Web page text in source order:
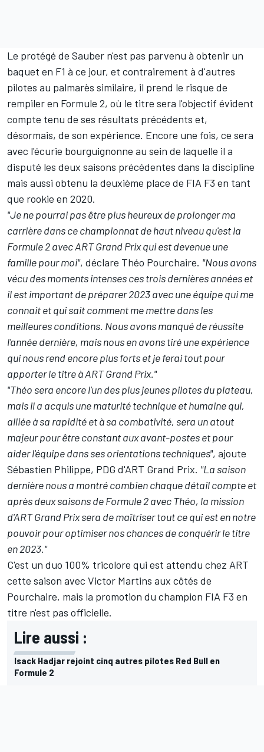
Le protégé de Sauber n'est pas parvenu à obtenir un
baquet en F1 à ce jour, et contrairement à d'autres
pilotes au palmarès similaire, il prend le risque de
rempiler en Formule 2, où le titre sera l'objectif évident
compte tenu de ses résultats précédents et,
désormais, de son expérience. Encore une fois, ce sera
avec l'écurie bourguignonne au sein de laquelle il a
disputé les deux saisons précédentes dans la discipline
mais aussi obtenu la deuxième place de FIA F3 en tant
que rookie en 2020.
"Je ne pourrai pas être plus heureux de prolonger ma
carrière dans ce championnat de haut niveau qu'est la
Formule 2 avec ART Grand Prix qui est devenue une
famille pour moi", déclare Théo Pourchaire. "Nous avons
vécu des moments intenses ces trois dernières années et
il est important de préparer 2023 avec une équipe qui me
connait et qui sait comment me mettre dans les
meilleures conditions. Nous avons manqué de réussite
l'année dernière, mais nous en avons tiré une expérience
qui nous rend encore plus forts et je ferai tout pour
apporter le titre à ART Grand Prix."
"Théo sera encore l'un des plus jeunes pilotes du plateau,
mais il a acquis une maturité technique et humaine qui,
alliée à sa rapidité et à sa combativité, sera un atout
majeur pour être constant aux avant-postes et pour
aider l'équipe dans ses orientations techniques", ajoute
Sébastien Philippe, PDG d'ART Grand Prix. "La saison
dernière nous a montré combien chaque détail compte et
après deux saisons de Formule 2 avec Théo, la mission
d'ART Grand Prix sera de maîtriser tout ce qui est en notre
pouvoir pour optimiser nos chances de conquérir le titre
en 2023."
C'est un duo 100% tricolore qui est attendu chez ART
cette saison avec Victor Martins aux côtés de
Pourchaire, mais la promotion du champion FIA F3 en
titre n'est pas officielle.
Lire aussi :
Isack Hadjar rejoint cinq autres pilotes Red Bull en
Formule 2